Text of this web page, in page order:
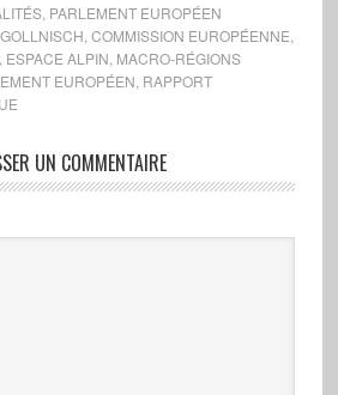
, PARLEMENT EUROPÉEN
COMMISSION EUROPÉENNE
ESPACE ALPIN MACRO-RÉGIONS
EUROPÉEN RAPPORT
UE
UN COMMENTAIRE